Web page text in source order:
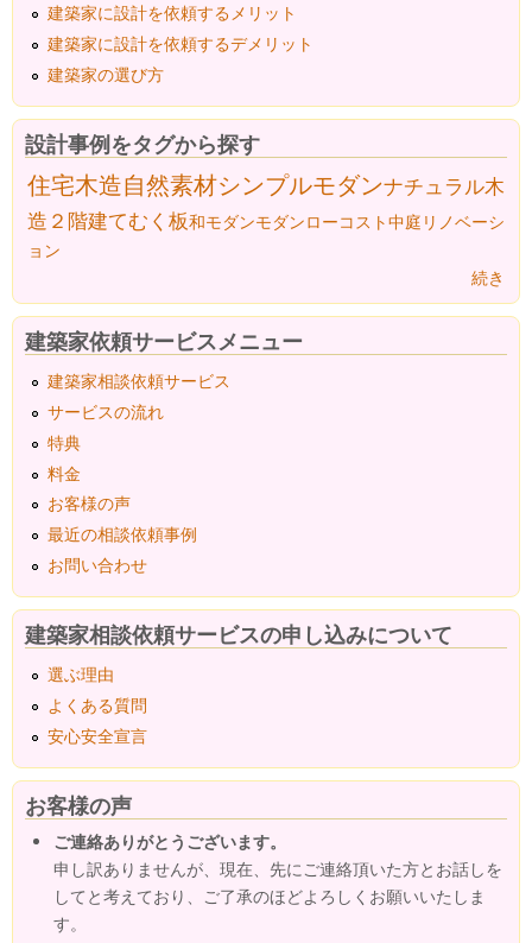
建築家に設計を依頼するメリット
建築家に設計を依頼するデメリット
建築家の選び方
設計事例をタグから探す
住宅木造自然素材シンプルモダンナチュラル木
造２階建てむく板和モダンモダンローコスト中庭 リノベーシ
ョン
続き
建築家依頼サービスメニュー
建築家相談依頼サービス
サービスの流れ
特典
料金
お客様の声
最近の相談依頼事例
お問い合わせ
建築家相談依頼サービスの申し込みについて
選ぶ理由
よくある質問
安心安全宣言
お客様の声
ご連絡ありがとうございます。
申し訳ありませんが、現在、先にご連絡頂いた方とお話しを
してと考えており、ご了承のほどよろしくお願いいたしま
す。